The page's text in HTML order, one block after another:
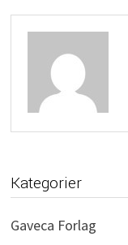
Kategorier
Gaveca Forlag